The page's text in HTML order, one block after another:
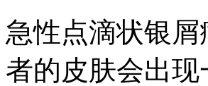
急性点滴状银
者的皮肤会出